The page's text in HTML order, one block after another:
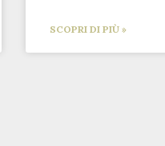
SCOPRI DI PIÙ »